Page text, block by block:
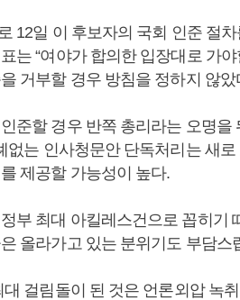
12일 이 후보자의 국회 인준 절
는 “여야가 합의한 입장대로 가
거부할 경우 방침을 정하지 않았
준할 경우 반쪽 총리라는 오명
없는 인사청문안 단독처리는 새
제공할 가능성이 높다.
부 최대 아킬레스건으로 꼽히기
올라가고 있는 분위기도 부담스
걸림돌이 된 것은 언론외압 녹